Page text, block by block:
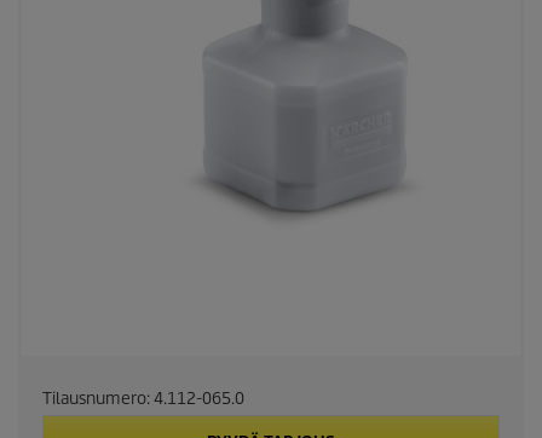
Tilausnumero:4.112-065.0